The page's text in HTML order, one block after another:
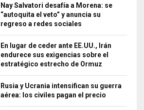
Nay Salvatori desafía a Morena: se
“autoquita el veto” y anuncia su
regreso a redes sociales
En lugar de ceder ante EE.UU., Irán
endurece sus exigencias sobre el
estratégico estrecho de Ormuz
Rusia y Ucrania intensifican su guerra
aérea: los civiles pagan el precio